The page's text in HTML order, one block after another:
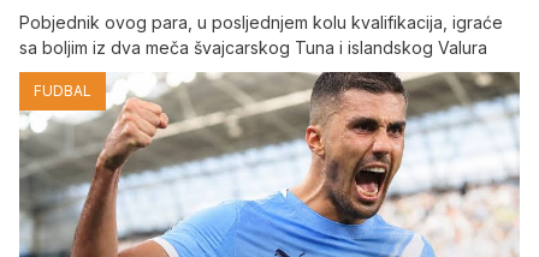
Pobjednik ovog para, u posljednjem kolu kvalifikacija, igraće
sa boljim iz dva meča švajcarskog Tuna i islandskog Valura
FUDBAL